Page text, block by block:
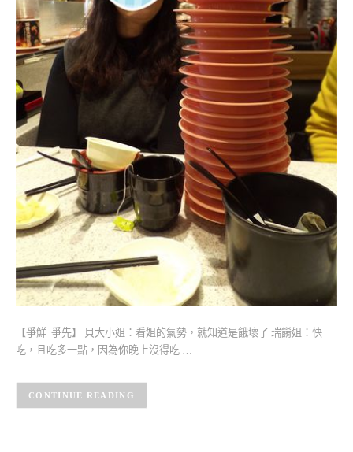
【爭鮮 爭先】 貝大小姐：看姐的氣勢，就知道是餓壞了 瑞餚姐：快
吃，且吃多一點，因為你晚上沒得吃 …
CONTINUE READING